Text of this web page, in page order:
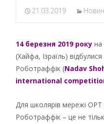
21.03.2019
14 березня 2019 року на
(Хайфа, Ізраїль)
Роботраффік (Nadav
international
Для школярів мережі ОРТ
Роботраффік – це не